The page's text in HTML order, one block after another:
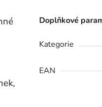
Doplňkové
Kategorie
EAN